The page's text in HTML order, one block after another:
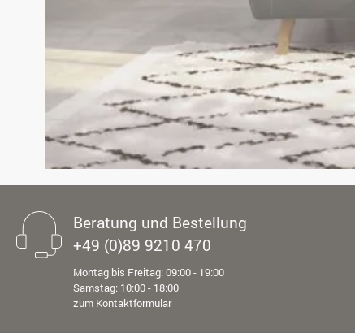
Beratung und Bestellung
+49 (0)89 9210 470
Montag bis Freitag: 09:00 - 19:00
Samstag: 10:00 - 18:00
zum Kontaktformular